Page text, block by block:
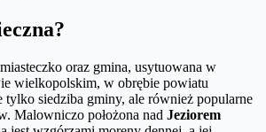
oraz gmina, usytuowana w
wielkopolskim, w obrębie powiatu
tylko siedziba gminy, ale również popularne
Malowniczo położona nad Jeziorem